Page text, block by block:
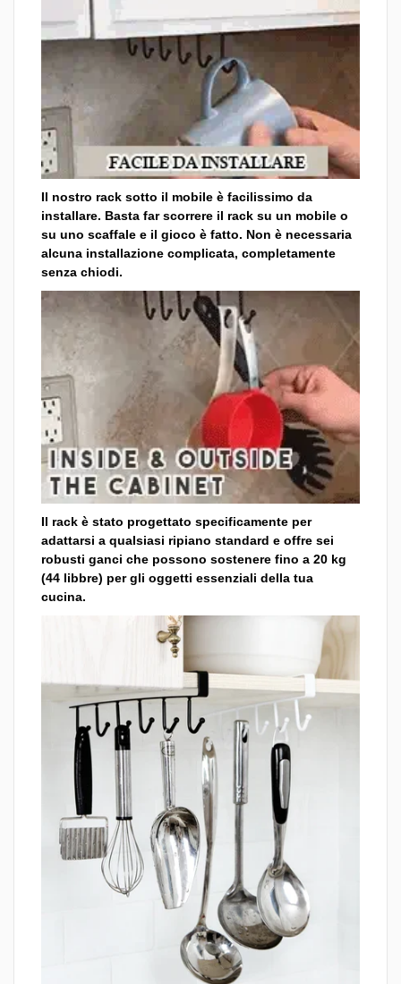
Il nostro rack sotto il mobile è facilissimo da
installare. Basta far scorrere il rack su un mobile o
su uno scaffale e il gioco è fatto. Non è necessaria
alcuna installazione complicata, completamente
senza chiodi.
Il rack è stato progettato specificamente per
adattarsi a qualsiasi ripiano standard e offre sei
robusti ganci che possono sostenere fino a 20 kg
(44 libbre) per gli oggetti essenziali della tua
cucina.